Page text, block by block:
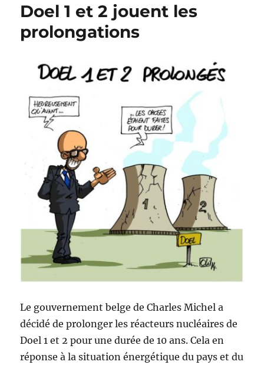
Doel 1 et 2 jouent les
prolongations
Le gouvernement belge de Charles Michel a
décidé de prolonger les réacteurs nucléaires de
Doel 1 et 2 pour une durée de 10 ans. Cela en
réponse à la situation énergétique du pays et du